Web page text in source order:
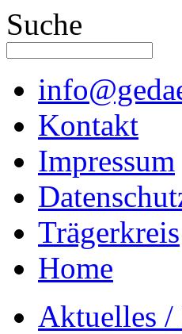
Suche
Kontakt
Impressum
Trägerkreis
Home
Aktuelles /